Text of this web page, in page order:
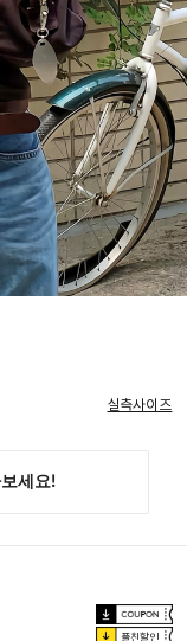
실측사이즈
플친할인